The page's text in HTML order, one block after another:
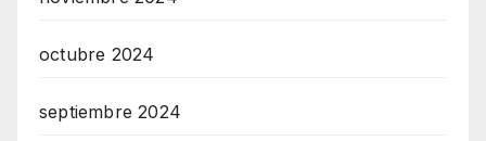
octubre 2024
septiembre 2024